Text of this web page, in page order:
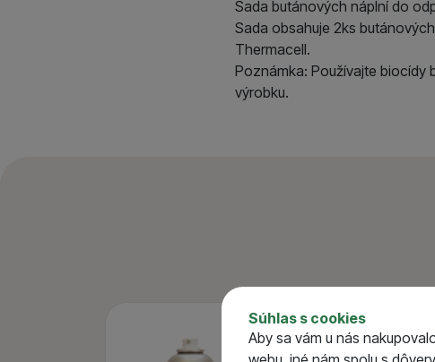
Súhlas s cookies
Aby sa vám u nás
Sada butánových náplní do
Sada obsahuje 2ks
Thermacell.
Poznámka: Používajte biocídy
výrobku.
-10 %